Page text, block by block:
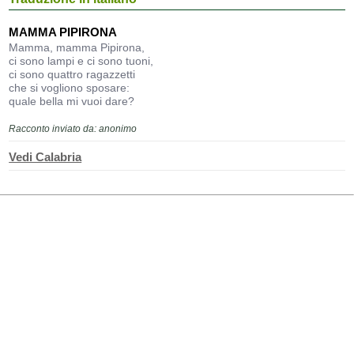
MAMMA PIPIRONA
Mamma, mamma Pipirona,
ci sono lampi e ci sono tuoni,
ci sono quattro ragazzetti
che si vogliono sposare:
quale bella mi vuoi dare?
Racconto inviato da: anonimo
Vedi Calabria